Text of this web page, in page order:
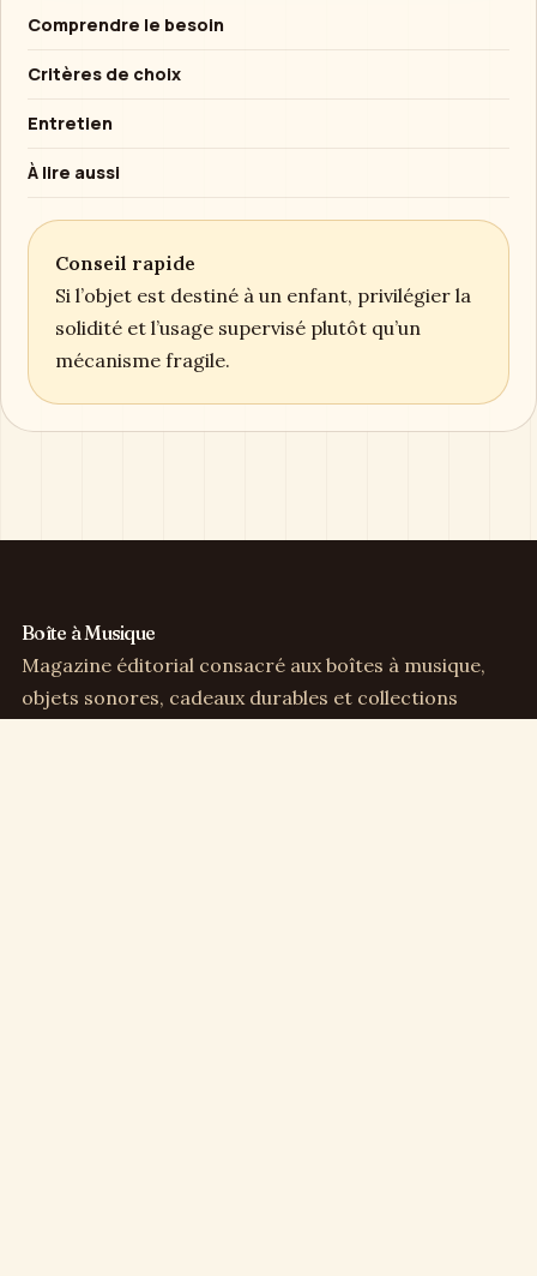
Comprendre le besoin
Critères de choix
Entretien
À lire aussi
Conseil rapide
Si l’objet est destiné à un enfant, privilégier la
solidité et l’usage supervisé plutôt qu’un
mécanisme fragile.
Boîte à Musique
Magazine éditorial consacré aux boîtes à musique,
objets sonores, cadeaux durables et collections